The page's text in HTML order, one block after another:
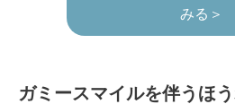
みる＞
ガミースマイルを伴うほ